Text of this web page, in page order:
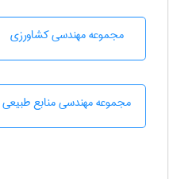
مجموعه مهندسی كشاورزی
مجموعه مهندسی منابع طبيعی